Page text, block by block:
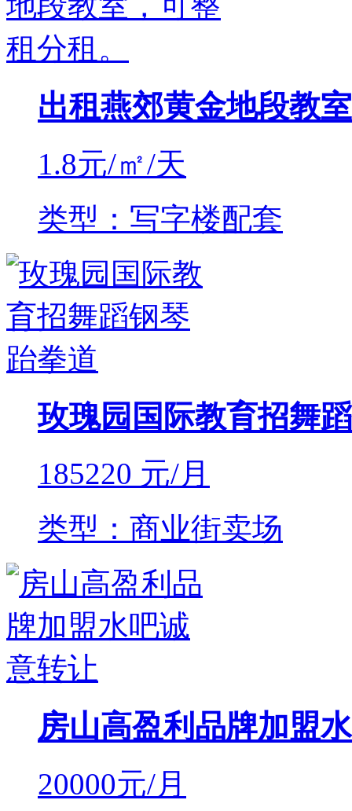
出租燕郊黄金地段教
1.8元/㎡/天
类型：写字楼配套
玫瑰园国际教育招舞
185220 元/月
类型：商业街卖场
房山高盈利品牌加盟
20000元/月